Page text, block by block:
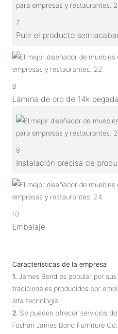
7
Pulir el producto
8
Lámina de oro de 14k
9
Instalación precisa de
10
Embalaje
Características de la empresa
1. James Bond es popular por
tradicionales producidos por
alta tecnología.
2. Se pueden ofrecer servicios
Foshan James Bond Furniture